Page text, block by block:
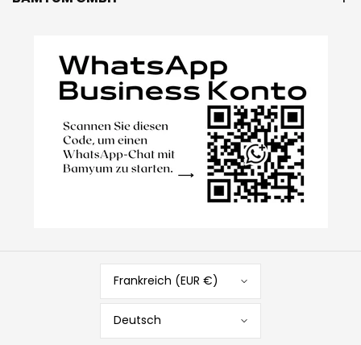
Frankreich (EUR €)
Deutsch